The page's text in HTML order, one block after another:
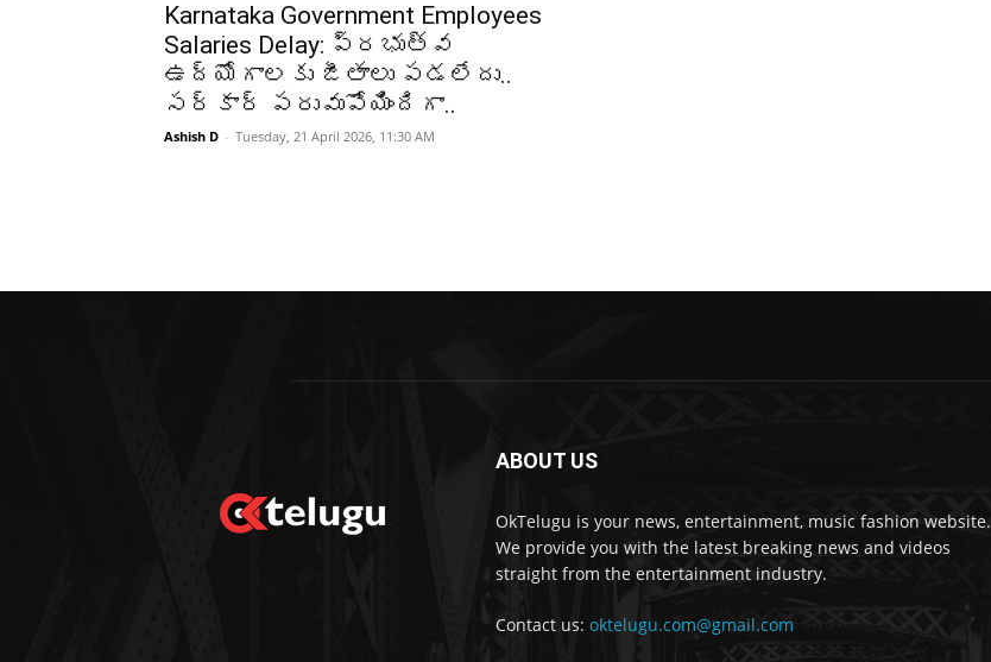
Karnataka Government Employees
Salaries Delay: ప్రభుత్వ
ఉద్యోగాలకు జీతాలు పడలేదు..
సర్కార్‌ పరువుపోయిందిగా..
Ashish D - Tuesday, 21 April 2026, 11:30 AM
ABOUT US
OkTelugu is your news, entertainment, music fashion website.
We provide you with the latest breaking news and videos
straight from the entertainment industry.
Contact us: oktelugu.com@gmail.com